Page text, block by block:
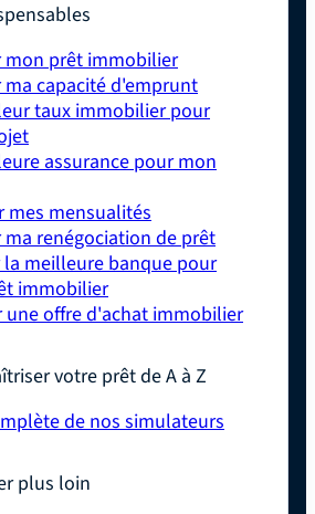
mon prêt immobilier
capacité d'emprunt
taux immobilier pour
assurance pour mon
mes mensualités
renégociation de prêt
la meilleure banque pour
immobilier
une offre d'achat immobilier
votre prêt de A à Z
de nos simulateurs
plus loin